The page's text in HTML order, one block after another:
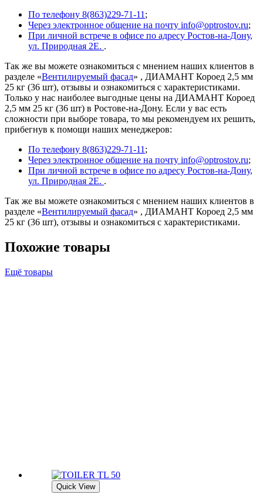
По телефону 8(863)229-71-11 ;
Через электронное общение на почту info@optrostov.ru;
При личной встрече в офисе по адресу Ростов-на-Дону,
ул. Природная 2Е. .
Так же вы можете ознакомиться с мнением наших клиентов в
разделе «Вентилируемый фасад» , ДИАМАНТ Короед 2,5 мм
25 кг (36 шт), отзывы и ознакомиться с характеристиками.
Только у нас наиболее выгодные цены на ДИАМАНТ Короед
2,5 мм 25 кг (36 шт) в Ростове-на-Дону. Если у вас есть
сложности при выборе товара, то мы рекомендуем их решить,
прибегнув к помощи наших менеджеров:
По телефону 8(863)229-71-11 ;
Через электронное общение на почту info@optrostov.ru;
При личной встрече в офисе по адресу Ростов-на-Дону,
ул. Природная 2Е. .
Так же вы можете ознакомиться с мнением наших клиентов в
разделе «Вентилируемый фасад» , ДИАМАНТ Короед 2,5 мм
25 кг (36 шт), отзывы и ознакомиться с характеристиками.
Похожие товары
Ещё товары
Quick View